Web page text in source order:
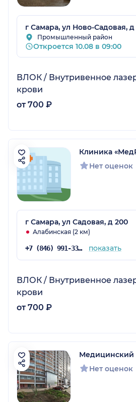
г Самара, ул Ново-Садовая, д
Промышленный район
Откроется 10.08 в 09:00
ВЛОК / Внутривенное
крови
от 700 ₽
Клиника
Нет оценок
г Самара, ул Садовая, д 200
Алабинская (2 км)
+7 (846) 991-33-44 показать
ВЛОК / Внутривенное
крови
от 700 ₽
Медицинский
Нет оценок